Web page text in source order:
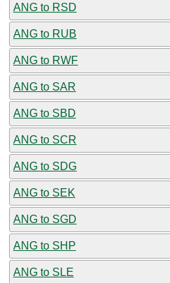
ANG to RSD
ANG to RUB
ANG to RWF
ANG to SAR
ANG to SBD
ANG to SCR
ANG to SDG
ANG to SEK
ANG to SGD
ANG to SHP
ANG to SLE